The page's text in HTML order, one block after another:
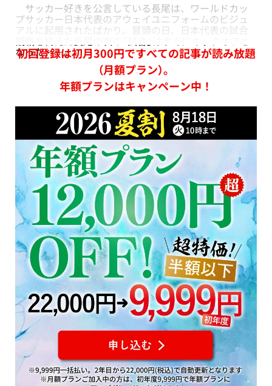
サッカー好きを公言している長尾は、ワールドカッ
プサッカー日本代表のアウェイユニフォームのビジュ
アルに起用されたばかり。冒頭の日、日本代表の試合
なった――。
初回登録は初月300円ですべての記事が読み放題
（月額プラン）。
年額プランはキャンペーン中！